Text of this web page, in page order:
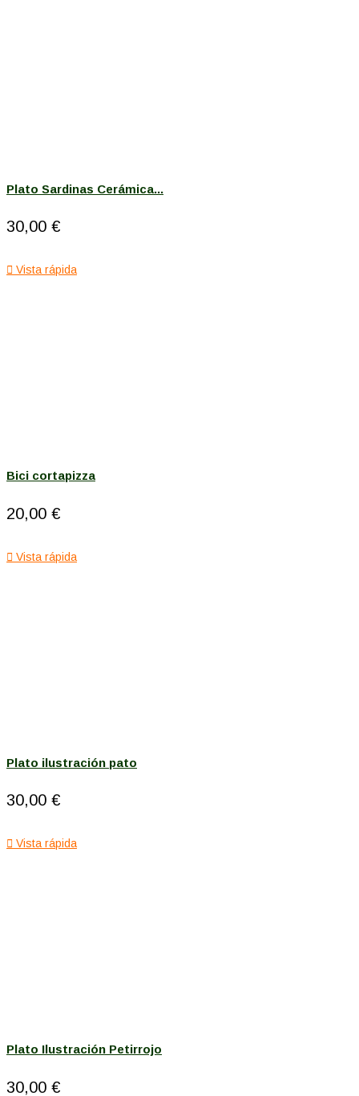
Plato Sardinas Cerámica...
30,00 €
 Vista rápida
Bici cortapizza
20,00 €
 Vista rápida
Plato ilustración pato
30,00 €
 Vista rápida
Plato Ilustración Petirrojo
30,00 €